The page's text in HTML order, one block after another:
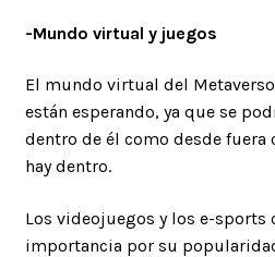
-Mundo virtual y juegos
El mundo virtual del
están esperando, ya que se
dentro de él como desde fuera
hay dentro.
Los videojuegos y los e-sports
importancia por su